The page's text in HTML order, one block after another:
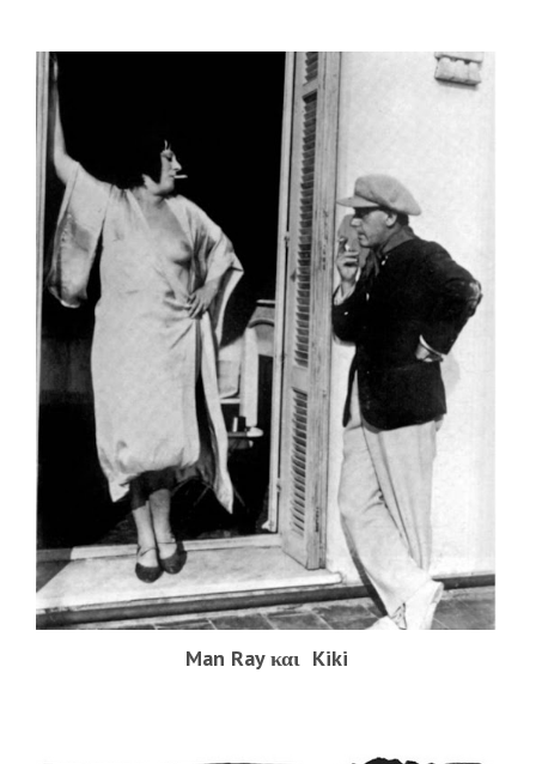
Man Ray και Kiki